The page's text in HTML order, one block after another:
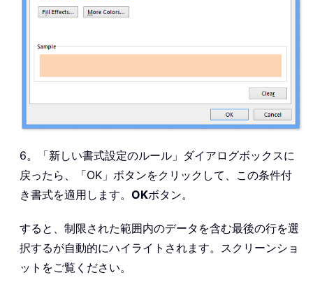
6。「新しい書式設定のルール」ダイアログボックスに
戻ったら、「OK」ボタンをクリックして、この条件付
き書式を適用します。 OKボタン。
すると、制限された範囲内のデータを含む最後の行を選
択するが自動的にハイライトされます。スクリーンショ
ットをご覧ください。